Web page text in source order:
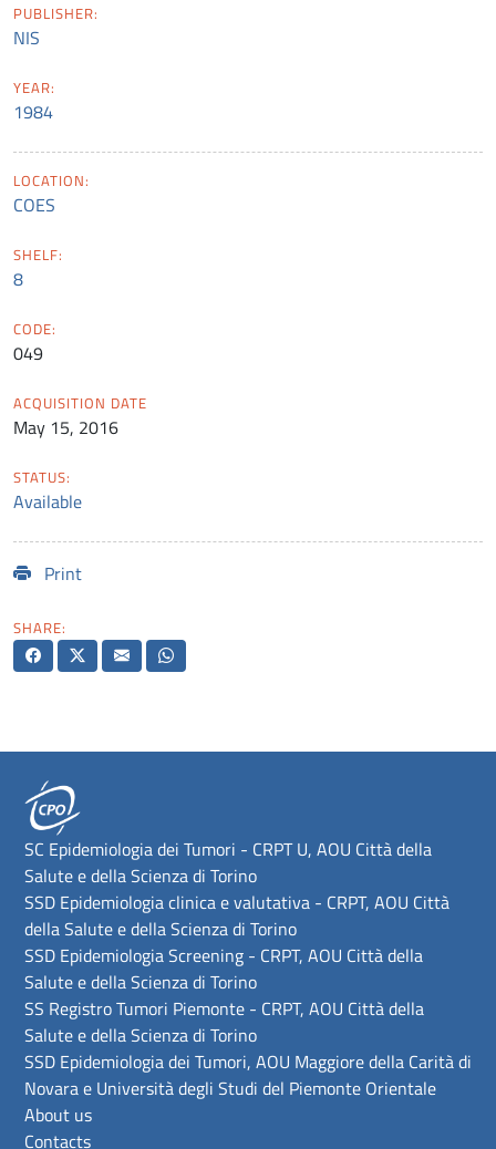
PUBLISHER:
NIS
YEAR:
1984
LOCATION:
COES
SHELF:
8
CODE:
049
ACQUISITION DATE
May 15, 2016
STATUS:
Available
Print
SHARE:
SC Epidemiologia dei Tumori - CRPT U, AOU Città della
Salute e della Scienza di Torino
SSD Epidemiologia clinica e valutativa - CRPT, AOU Città
della Salute e della Scienza di Torino
SSD Epidemiologia Screening - CRPT, AOU Città della
Salute e della Scienza di Torino
SS Registro Tumori Piemonte - CRPT, AOU Città della
Salute e della Scienza di Torino
SSD Epidemiologia dei Tumori, AOU Maggiore della Carità di
Novara e Università degli Studi del Piemonte Orientale
About us
Contacts